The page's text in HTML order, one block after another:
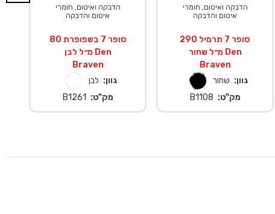
הדבקה ואיטום, חומרי
איטום והדבקה
סופר 7 תרמיל 290
מ״ל שחור Den
Braven
גוון: שחור
מק"ט: B1108
הדבקה ואיטום, חומרי
איטום והדבקה
סופר 7 בשפופרת 80
מ״ל לבן Den
Braven
גוון: לבן
מק"ט: B1261